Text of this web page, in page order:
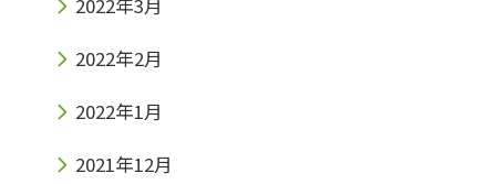
2022年2月
2022年1月
2021年12月